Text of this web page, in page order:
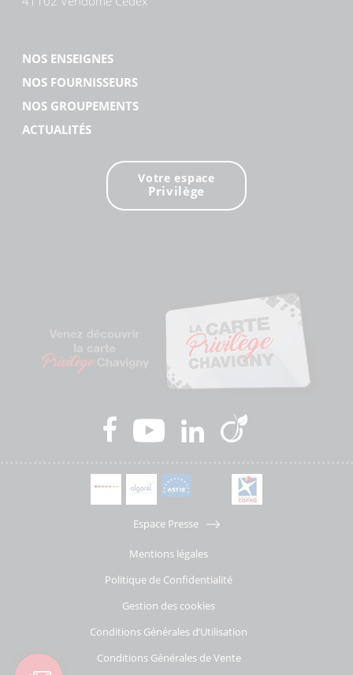
NOS ENSEIGNES
NOS FOURNISSEURS
NOS GROUPEMENTS
ACTUALITÉS
Votre espace
Privilège
Espace Presse
Mentions légales
Politique de Confidentialité
Gestion des cookies
Conditions Générales d’Utilisation
Conditions Générales de Vente